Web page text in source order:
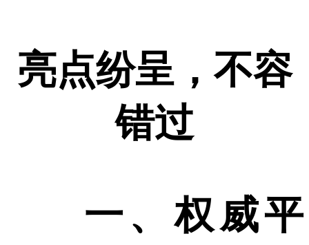
亮点纷呈，不容
错过
一、权威平